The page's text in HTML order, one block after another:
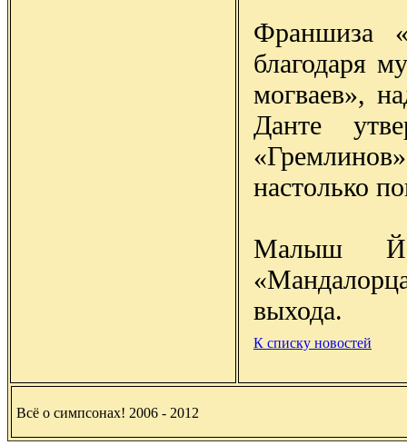
Франшиза
благодаря
могваев»,
Данте
настолько
Малыш
выхода.
К списку новостей
Всё о симпсонах! 2006 - 2012